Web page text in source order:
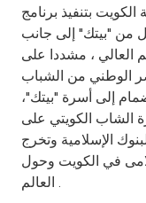
بتنفيذ برنامج
من "بيتك" إلى جانب
العالي ، مشددا على
الوطني من الشباب
إلى أسرة "بيتك"،
الشاب الكويتي على
الإسلامية وتخرج
في الكويت وحول
العالم .